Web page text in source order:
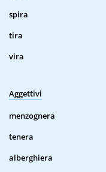
spira
tira
vira
Aggettivi
menzognera
tenera
alberghiera